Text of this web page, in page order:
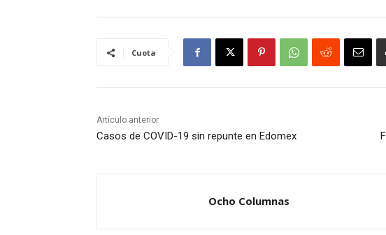
Cuota
Artículo anterior
Casos de COVID-19 sin repunte en Edomex
Ocho Columnas